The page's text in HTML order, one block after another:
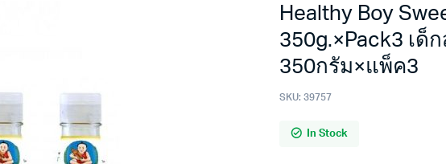
Healthy Boy
350g.×Pack3 เด็
350กรัม×แพ็ค3
SKU: 39757
In Stock